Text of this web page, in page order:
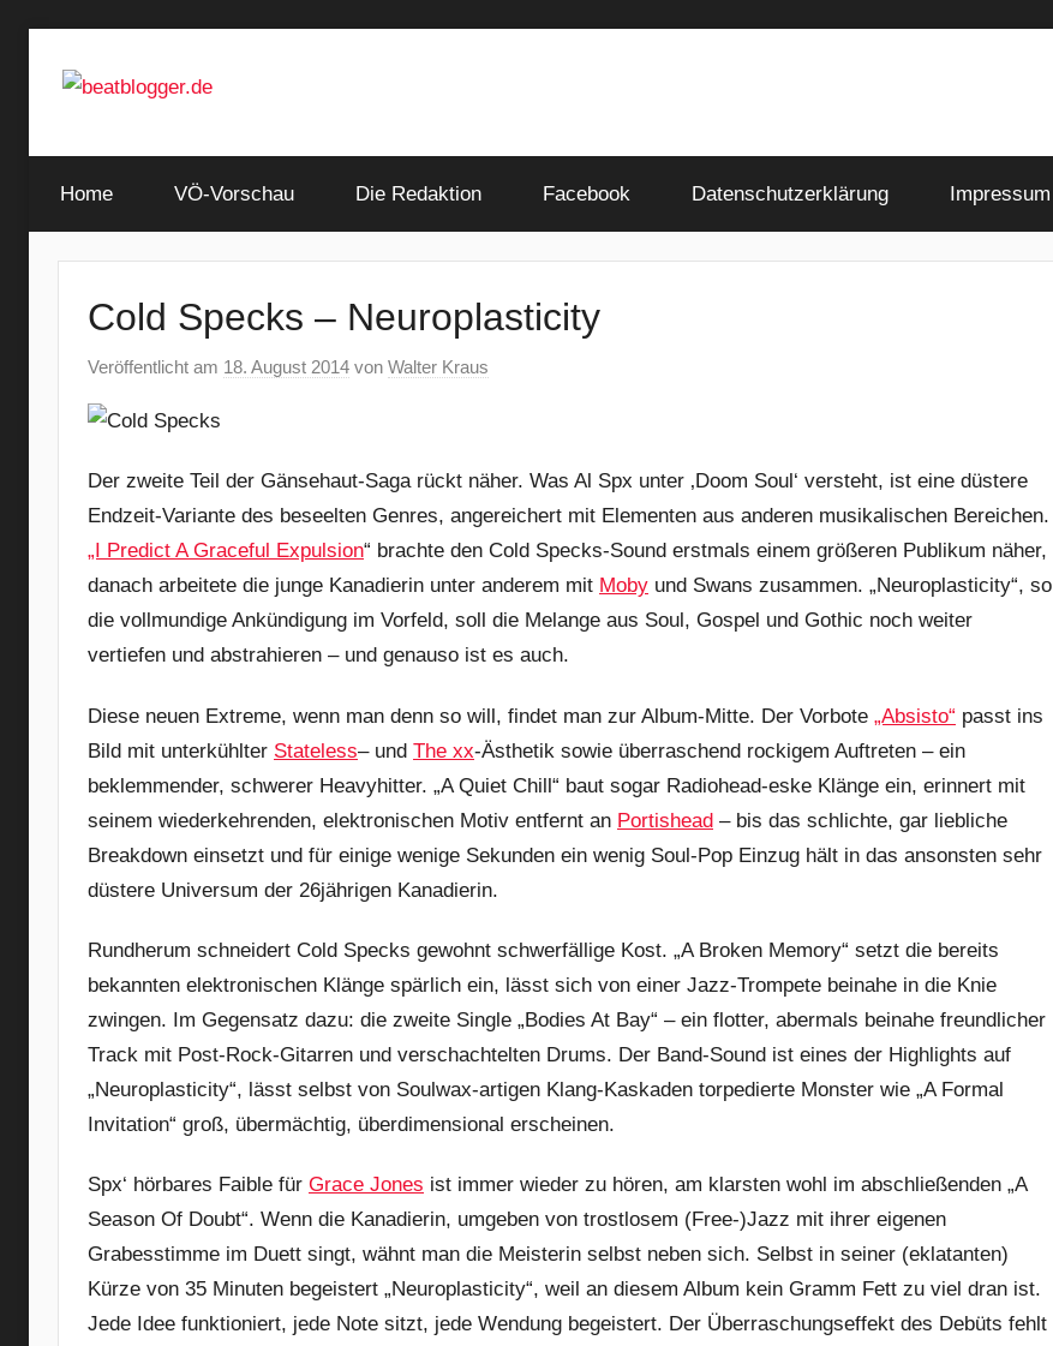
Inhalt
beatblogger.de
and
the
Home VÖ-Vorschau Die Redaktion Facebook Datenschutzerklärung Impressum
Cold Specks – Neuroplasticity
Veröffentlicht am 18. August 2014 von Walter Kraus
Der zweite Teil der Gänsehaut-Saga rückt näher. Was Al Spx unter ‚Doom Soul‘ versteht, ist eine düstere
Endzeit-Variante des beseelten Genres, angereichert mit Elementen aus anderen musikalischen Bereichen.
„I Predict A Graceful Expulsion“ brachte den Cold Specks-Sound erstmals einem größeren Publikum näher,
danach arbeitete die junge Kanadierin unter anderem mit Moby und Swans zusammen. „Neuroplasticity“, so
die vollmundige Ankündigung im Vorfeld, soll die Melange aus Soul, Gospel und Gothic noch weiter
vertiefen und abstrahieren – und genauso ist es auch.
Diese neuen Extreme, wenn man denn so will, findet man zur Album-Mitte. Der Vorbote „Absisto“ passt ins
Bild mit unterkühlter Stateless– und The xx-Ästhetik sowie überraschend rockigem Auftreten – ein
beklemmender, schwerer Heavyhitter. „A Quiet Chill“ baut sogar Radiohead-eske Klänge ein, erinnert mit
seinem wiederkehrenden, elektronischen Motiv entfernt an Portishead – bis das schlichte, gar liebliche
Breakdown einsetzt und für einige wenige Sekunden ein wenig Soul-Pop Einzug hält in das ansonsten sehr
düstere Universum der 26jährigen Kanadierin.
Rundherum schneidert Cold Specks gewohnt schwerfällige Kost. „A Broken Memory“ setzt die bereits
bekannten elektronischen Klänge spärlich ein, lässt sich von einer Jazz-Trompete beinahe in die Knie
zwingen. Im Gegensatz dazu: die zweite Single „Bodies At Bay“ – ein flotter, abermals beinahe freundlicher
Track mit Post-Rock-Gitarren und verschachtelten Drums. Der Band-Sound ist eines der Highlights auf
„Neuroplasticity“, lässt selbst von Soulwax-artigen Klang-Kaskaden torpedierte Monster wie „A Formal
Invitation“ groß, übermächtig, überdimensional erscheinen.
Spx‘ hörbares Faible für Grace Jones ist immer wieder zu hören, am klarsten wohl im abschließenden „A
Season Of Doubt“. Wenn die Kanadierin, umgeben von trostlosem (Free-)Jazz mit ihrer eigenen
Grabesstimme im Duett singt, wähnt man die Meisterin selbst neben sich. Selbst in seiner (eklatanten)
Kürze von 35 Minuten begeistert „Neuroplasticity“, weil an diesem Album kein Gramm Fett zu viel dran ist.
Jede Idee funktioniert, jede Note sitzt, jede Wendung begeistert. Der Überraschungseffekt des Debüts fehlt